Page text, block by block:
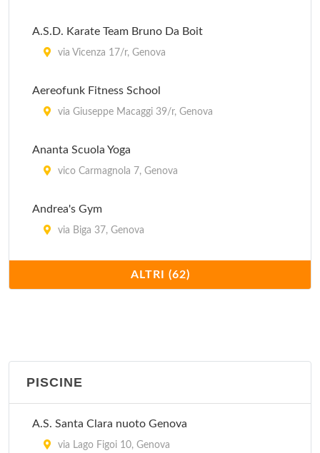
A.S.D. Karate Team Bruno Da Boit
via Vicenza 17/r, Genova
Aereofunk Fitness School
via Giuseppe Macaggi 39/r, Genova
Ananta Scuola Yoga
vico Carmagnola 7, Genova
Andrea's Gym
via Biga 37, Genova
via Diciotto Fanciulli 13/r, Genova
Armony Line
Associazione il Punto Sportivo
ALTRI (62)
PISCINE
A.S. Santa Clara nuoto Genova
via Lago Figoi 10, Genova